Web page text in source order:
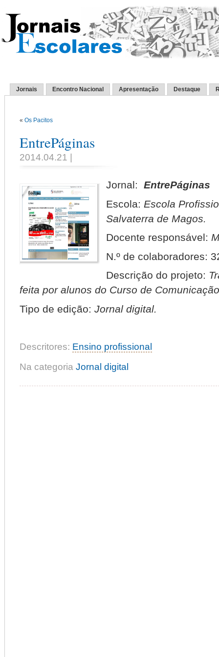
Jornais Encontro Nacional Apresentação Destaque
« Os Pacitos
EntrePáginas
2014.04.21 |
Jornal:EntrePáginas
Escola: Escola
Salvaterra de Magos.
Docente responsável:
N.º de colaboradores:
Descrição do projeto:
feita por alunos do Curso de
Tipo de edição: Jornal digital.
Descritores: Ensino profissional
Na categoria Jornal digital